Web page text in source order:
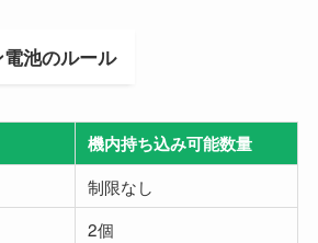
池のルール
機内持ち込み可能数量
制限なし
2個